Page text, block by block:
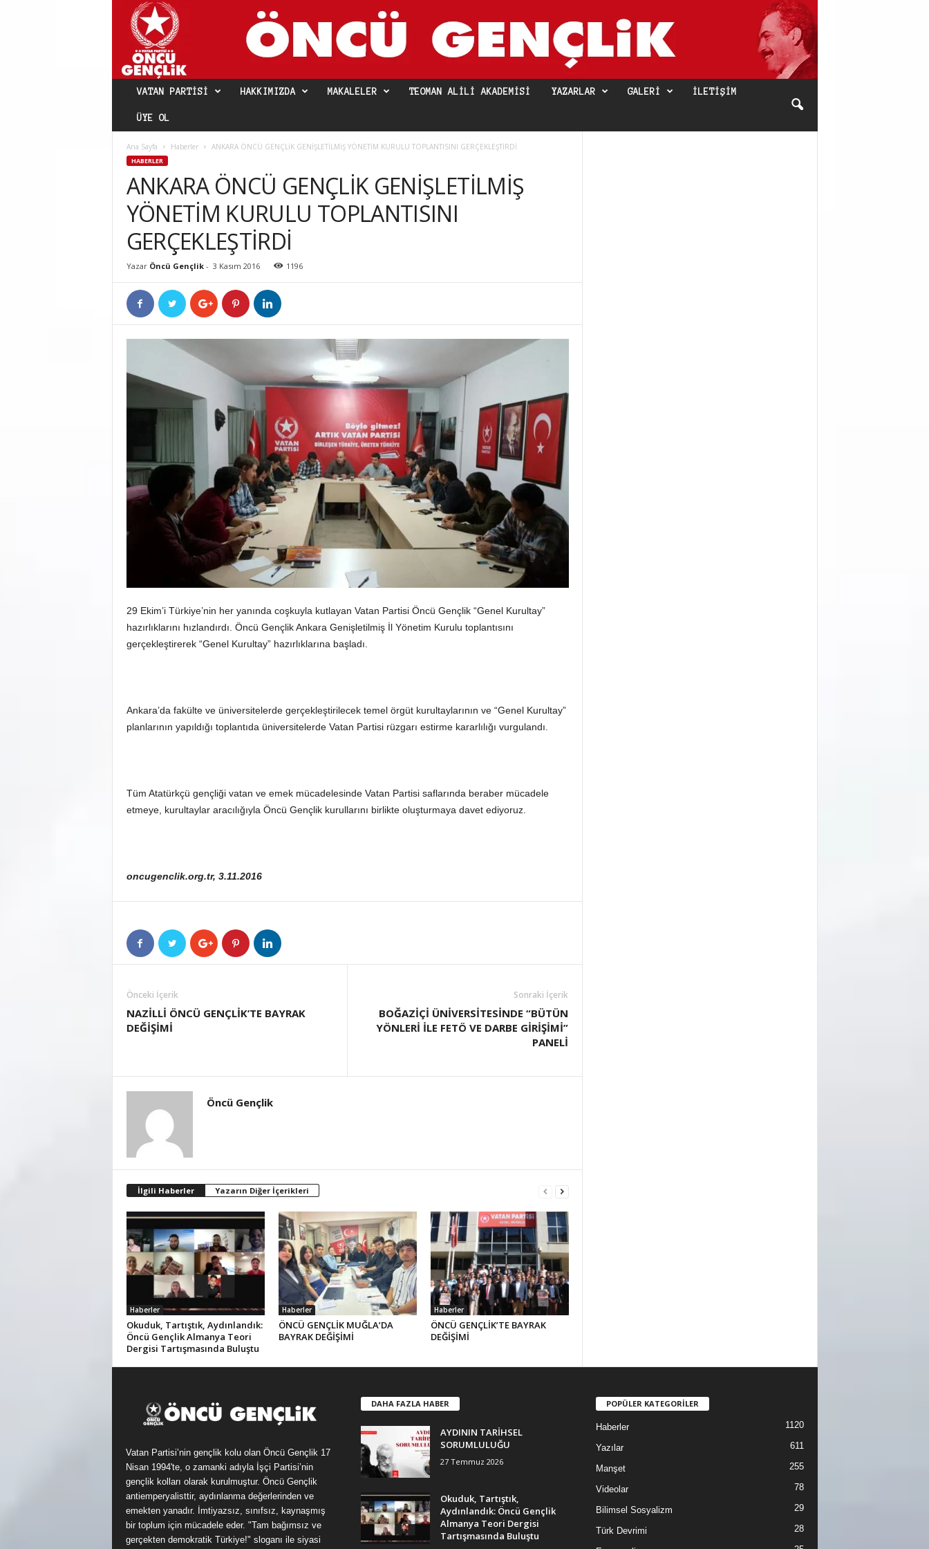
VATAN PARTISI HAKKIMIZDA MAKALELER TEOMAN ALILI AKADEMISI YAZARLAR GALERI İLETIŞIM
ÜYE OL
Ana Sayfa Haberler ANKARA ÖNCÜ GENÇLİK GENİŞLETİLMİŞ YÖNETİM KURULU TOPLANTISINI GERÇEKLEŞTİRDİ
HABERLER
ANKARA ÖNCÜ GENÇLİK GENİŞLETİLMİŞ
YÖNETİM KURULU TOPLANTISINI
GERÇEKLEŞTİRDİ
Yazar Öncü Gençlik- 3 Kasım 2016 1196
29 Ekim’i Türkiye’nin her yanında coşkuyla kutlayan Vatan Partisi Öncü Gençlik “Genel Kurultay”
hazırlıklarını hızlandırdı. Öncü Gençlik Ankara Genişletilmiş İl Yönetim Kurulu toplantısını
gerçekleştirerek “Genel Kurultay” hazırlıklarına başladı.
Ankara’da fakülte ve üniversitelerde gerçekleştirilecek temel örgüt kurultaylarının ve “Genel Kurultay”
planlarının yapıldığı toplantıda üniversitelerde Vatan Partisi rüzgarı estirme kararlılığı vurgulandı.
Tüm Atatürkçü gençliği vatan ve emek mücadelesinde Vatan Partisi saflarında beraber mücadele
etmeye, kurultaylar aracılığıyla Öncü Gençlik kurullarını birlikte oluşturmaya davet ediyoruz.
oncugenclik.org.tr, 3.11.2016
Önceki İçerik
NAZİLLİ ÖNCÜ GENÇLİK’TE BAYRAK
DEĞİŞİMİ
Sonraki İçerik
BOĞAZİÇİ ÜNİVERSİTESİNDE “BÜTÜN
YÖNLERİ İLE FETÖ VE DARBE GİRİŞİMİ”
PANELİ
Öncü Gençlik
İlgili Haberler Yazarın Diğer İçerikleri
Haberler
Okuduk, Tartıştık, Aydınlandık:
Öncü Gençlik Almanya Teori
Dergisi Tartışmasında Buluştu
Haberler
ÖNCÜ GENÇLİK MUĞLA’DA
BAYRAK DEĞİŞİMİ
Haberler
ÖNCÜ GENÇLİK’TE BAYRAK
DEĞİŞİMİ
Vatan Partisi’nin gençlik kolu olan Öncü Gençlik 17
Nisan 1994'te, o zamanki adıyla İşçi Partisi’nin
gençlik kolları olarak kurulmuştur. Öncü Gençlik
antiemperyalisttir, aydınlanma değerlerinden ve
emekten yanadır. İmtiyazsız, sınıfsız, kaynaşmış
bir toplum için mücadele eder. "Tam bağımsız ve
gerçekten demokratik Türkiye!" sloganı ile siyasi
DAHA FAZLA HABER
AYDININ TARİHSEL
SORUMLULUĞU
27 Temmuz 2026
Okuduk, Tartıştık,
Aydınlandık: Öncü Gençlik
Almanya Teori Dergisi
Tartışmasında Buluştu
POPÜLER KATEGORİLER
Haberler 1120
Yazılar 611
Manşet 255
Videolar 78
Bilimsel Sosyalizm 29
Türk Devrimi 28